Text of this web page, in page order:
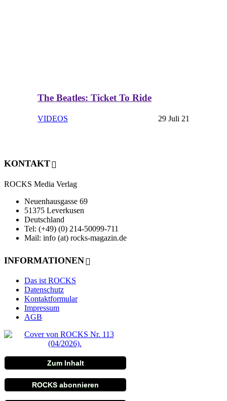
The Beatles: Ticket To Ride
VIDEOS 29 Juli 21
KONTAKT
ROCKS Media Verlag
Neuenhausgasse 69
51375 Leverkusen
Deutschland
Tel: (+49) (0) 214-50099-711
Mail: info (at) rocks-magazin.de
INFORMATIONEN
Das ist ROCKS
Datenschutz
Kontaktformular
Impressum
AGB
Zum Inhalt
ROCKS abonnieren